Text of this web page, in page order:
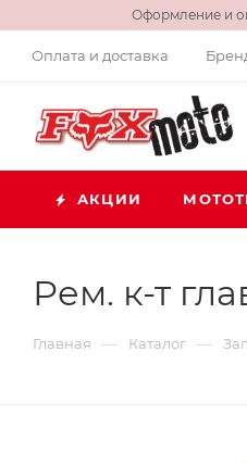
Оформление и
Оплата и доставка
АКЦИИ
Рем. к-т
Главная — Каталог —